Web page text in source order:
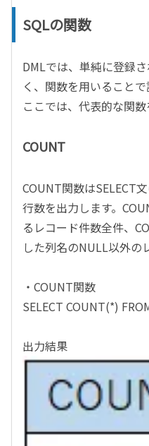
SQLの関数
DMLでは、単純に登録
く、関数を用いること
ここでは、代表的な関数
COUNT
COUNT関数はSELECT
行数を出力します。
るレコード件数全件、
した列名のNULL以外の
・COUNT関数
SELECT COUNT(*)
出力結果